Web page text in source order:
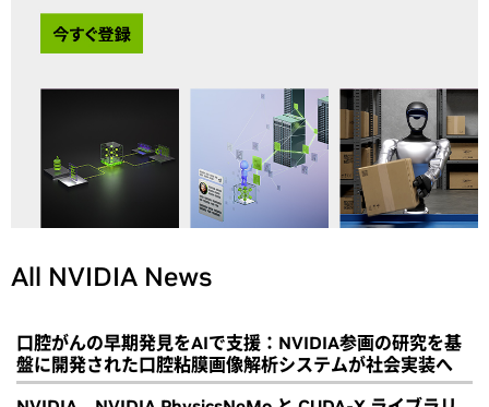
All NVIDIA News
口腔がんの早期発見をAIで支援：NVIDIA参画の研究を基
盤に開発された口腔粘膜画像解析システムが社会実装へ